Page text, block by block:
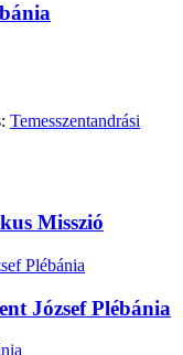
Temesszentandrási
Misszió
József Plébánia